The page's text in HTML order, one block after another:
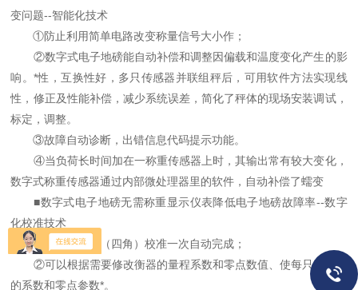
变问题--智能化技术
①防止利用简单电路改变称量信号大小作；
②数字式电子地磅能自动补偿和调整因偏载和温度变化产生的影
响。*性，互换性好，多只传感器并联组秤后，可用软件方法实现线
性，修正及性能补偿，减少系统误差，简化了秤体的现场安装调试，
标定，调整。
③故障自动诊断，出错信息代码提示功能。
④当负荷长时间加在一称重传感器上时，其输出常有较大变化，
数字式称重传感器通过内部微处理器里的软件，自动补偿了蠕变
■数字式电子地磅无需称重显示仪表降低电子地磅故障率--数字
化校准技术
①使衡器偏载（四角）校准一次自动完成；
②可以根据需要修改衡器的量程系数和零点数值、使每只传感器
的系数和零点参数*。